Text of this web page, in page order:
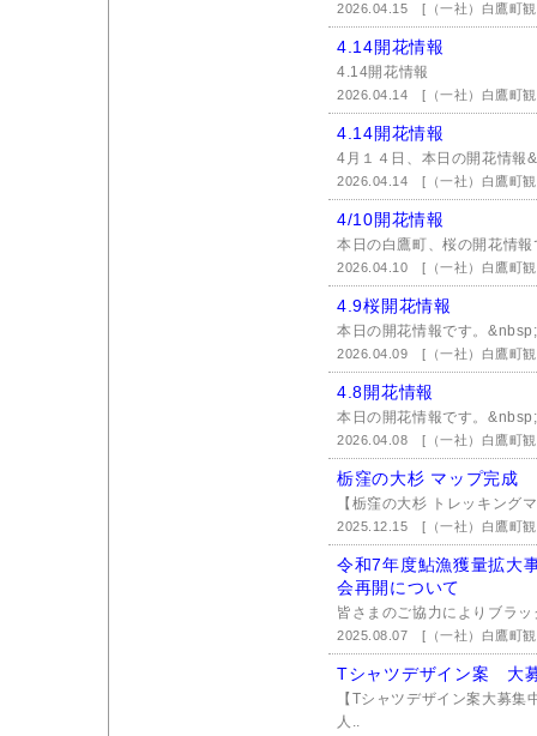
2026.04.15[（一社）白鷹町
4.14開花情報
4.14開花情報
2026.04.14[（一社）白鷹町
4.14開花情報
4月１４日、本日の開花情報
2026.04.14[（一社）白鷹町
4/10開花情報
本日の白鷹町、桜の開花情
2026.04.10[（一社）白鷹町
4.9桜開花情報
本日の開花情報です。&nbsp;
2026.04.09[（一社）白鷹町
4.8開花情報
本日の開花情報です。
2026.04.08[（一社）白鷹町
栃窪の大杉 マップ完成
【栃窪の大杉 トレッキング
2025.12.15[（一社）白鷹町
令和7年度鮎漁獲量拡大
会再開について
皆さまのご協力によりブラ
2025.08.07[（一社）白鷹町
Tシャツデザイン案 大
【Tシャツデザイン案大募
人..